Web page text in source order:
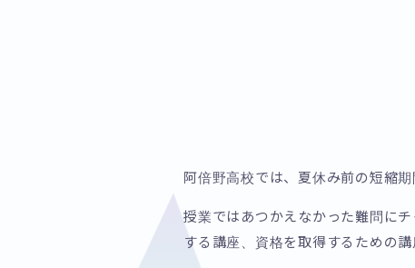
阿倍野高校では、夏休み前の短縮
授業ではあつかえなかった難問に
する講座、資格を取得するための